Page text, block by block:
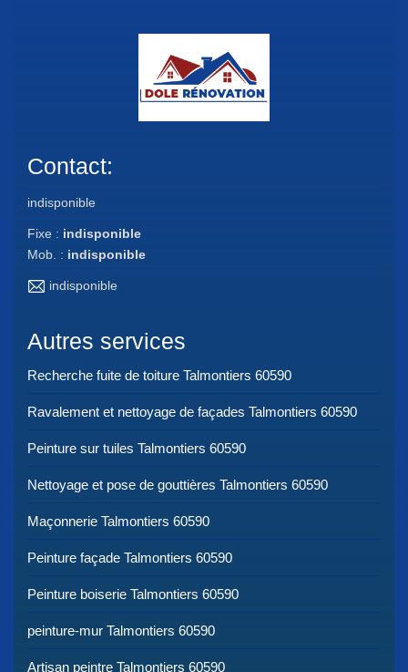
Contact:
indisponible
Fixe : indisponible
Mob. : indisponible
indisponible
Autres services
Recherche fuite de toiture Talmontiers 60590
Ravalement et nettoyage de façades Talmontiers 60590
Peinture sur tuiles Talmontiers 60590
Nettoyage et pose de gouttières Talmontiers 60590
Maçonnerie Talmontiers 60590
Peinture façade Talmontiers 60590
Peinture boiserie Talmontiers 60590
peinture-mur Talmontiers 60590
Artisan peintre Talmontiers 60590